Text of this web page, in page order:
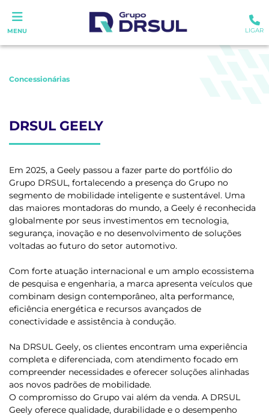
MENU LIGAR
Concessionárias
DRSUL GEELY
Em 2025, a Geely passou a fazer parte do portfólio do
Grupo DRSUL, fortalecendo a presença do Grupo no
segmento de mobilidade inteligente e sustentável. Uma
das maiores montadoras do mundo, a Geely é reconhecida
globalmente por seus investimentos em tecnologia,
segurança, inovação e no desenvolvimento de soluções
voltadas ao futuro do setor automotivo.
Com forte atuação internacional e um amplo ecossistema
de pesquisa e engenharia, a marca apresenta veículos que
combinam design contemporâneo, alta performance,
eficiência energética e recursos avançados de
conectividade e assistência à condução.
Na DRSUL Geely, os clientes encontram uma experiência
completa e diferenciada, com atendimento focado em
compreender necessidades e oferecer soluções alinhadas
aos novos padrões de mobilidade.
O compromisso do Grupo vai além da venda. A DRSUL
Geely oferece qualidade, durabilidade e o desempenho